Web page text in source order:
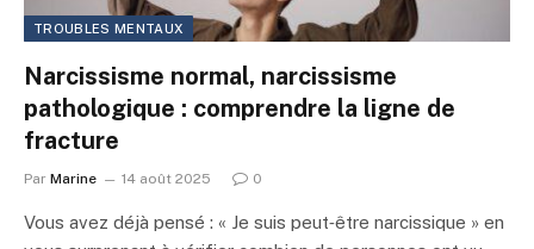
TROUBLES MENTAUX
Narcissisme normal, narcissisme
pathologique : comprendre la ligne de
fracture
Par Marine 14 août 2025 0
Vous avez déjà pensé : « Je suis peut‑être narcissique » en